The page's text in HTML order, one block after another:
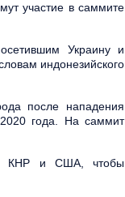
участие в саммите
Украину и
индонезийского
после нападения
года. На саммит
КНР и США, чтобы